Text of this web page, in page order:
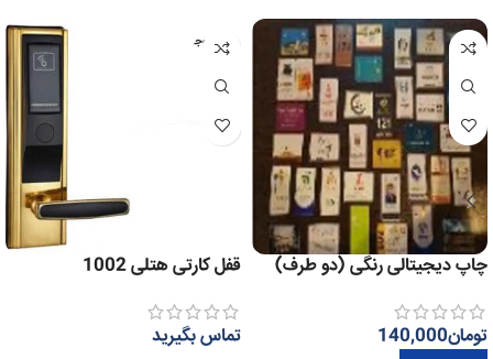
چاپ دیجیتالی رنگی (دو طرف)
تومان140,000
عدم موج
ودی
قفل کارتی هتلی 1002
تماس بگیرید